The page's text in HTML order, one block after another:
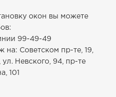
окон вы можете
99-49-49
на: Советском пр-те, 19,
Невского, 94, пр-те
101